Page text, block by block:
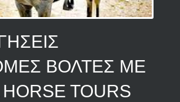
ΒΟΛΤΕΣ ΜΕ
TOURS